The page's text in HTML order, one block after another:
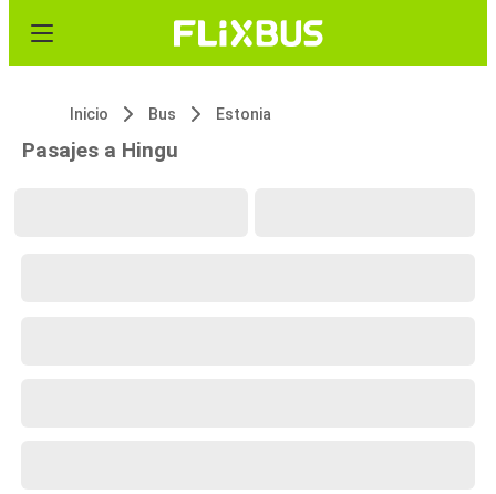
Inicio Bus Estonia
Pasajes a Hingu